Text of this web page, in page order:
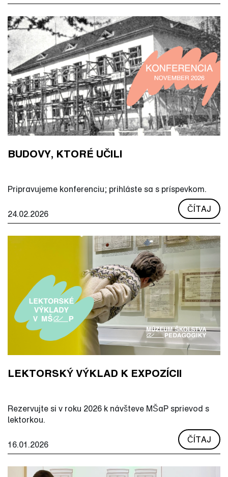
BUDOVY, KTORÉ UČILI
Pripravujeme konferenciu; prihláste sa s príspevkom.
24.02.2026 ČÍTAJ
LEKTORSKÝ VÝKLAD K EXPOZÍCII
Rezervujte si v roku 2026 k návšteve MŠaP sprievod s
lektorkou.
16.01.2026 ČÍTAJ